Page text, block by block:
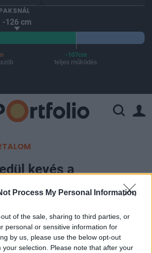
Process My Personal Information
of the sale, sharing to third parties, or
personal or sensitive information for
by us, please use the below opt-out
your selection. Please note that after your
-126 cm
-107cm
teljes működés
kevés a
elleni harchoz
ellen erős, az Európai